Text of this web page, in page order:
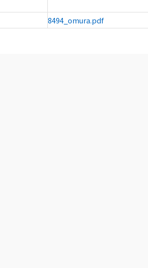
8494_omura.pdf